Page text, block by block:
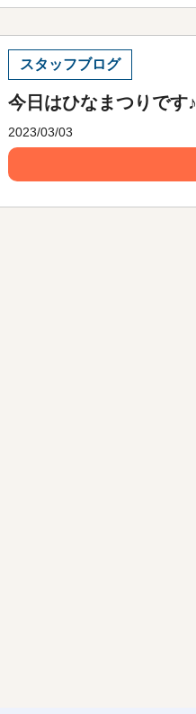
スタッフブログ
今日はひなまつりです♪
2023/03/03